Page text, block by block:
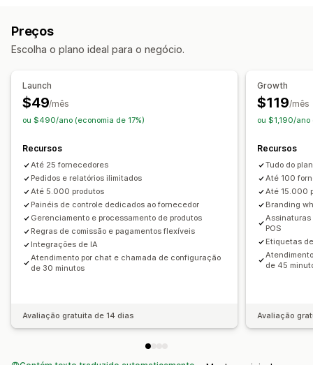
Painel de controle de desempenho
Cobranças e faturas
Deduções tributárias
De várias lojas
Sincronização de dados automática
Resumo de vendas diárias
Transações Pagamentos Clientes
Estoque e produtos
Sincronização de estoque em tempo real
Mapeamento de tributos sobre vendas
Conciliação bancária Histórico de dados importados
Comissão personalizada
Comissão de produto Royalties
Links de afiliado
Acompanhamento de produto
Acompanhamento em tempo real
Painéis de controle personalizados
Registro personalizado Portal de marca
Domínio personalizado
Pagamentos
Pagamentos da Câmara de compensação automatizada
(ACH, na sigla em inglês)
Transferências bancárias
Preços
Escolha o plano ideal para o negócio.
Launch
$49/mês
ou $490/ano (economia de 17%)
Recursos
Até 25 fornecedores
Pedidos e relatórios ilimitados
Até 5.000 produtos
Painéis de controle dedicados ao fornecedor
Gerenciamento e processamento de produtos
Regras de comissão e pagamentos flexíveis
Integrações de IA
Atendimento por chat e chamada de configuração
de 30 minutos
Avaliação gratuita de 14 dias
Growth
$119/mês
ou $1,190/ano
Recursos
Tudo do
Até 100
Até 15.000
Branding
Assinaturas
POS
Etiquetas
de 45
Avaliação